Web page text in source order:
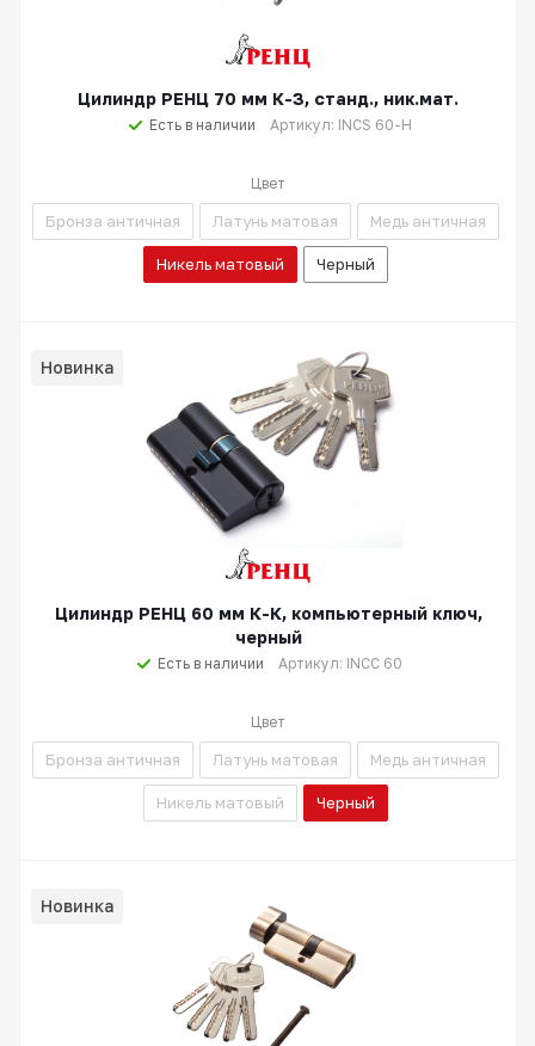
Цилиндр РЕНЦ 70 мм К-З, станд., ник.мат.
Есть в наличии Артикул: INCS 60-H
Цвет
Бронза античная Латунь матовая Медь античная
Никель матовый Черный
Новинка
Цилиндр РЕНЦ 60 мм К-К, компьютерный ключ,
черный
Есть в наличии Артикул: INCC 60
Цвет
Бронза античная Латунь матовая Медь античная
Никель матовый Черный
Новинка